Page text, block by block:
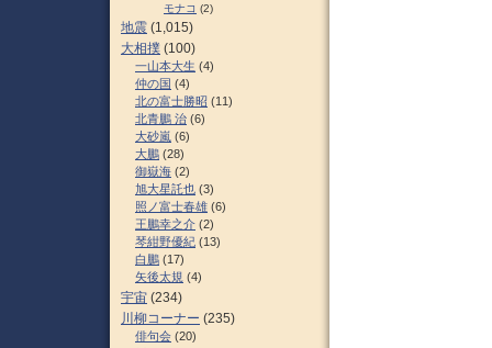
モナコ (2)
地震 (1,015)
大相撲 (100)
一山本大生 (4)
仲の国 (4)
北の富士勝昭 (11)
北青鵬 治 (6)
大砂嵐 (6)
大鵬 (28)
御嶽海 (2)
旭大星託也 (3)
照ノ富士春雄 (6)
王鵬幸之介 (2)
琴紺野優紀 (13)
白鵬 (17)
矢後太規 (4)
宇宙 (234)
川柳コーナー (235)
俳句会 (20)